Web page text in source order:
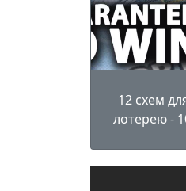
12 схем
лотерею -